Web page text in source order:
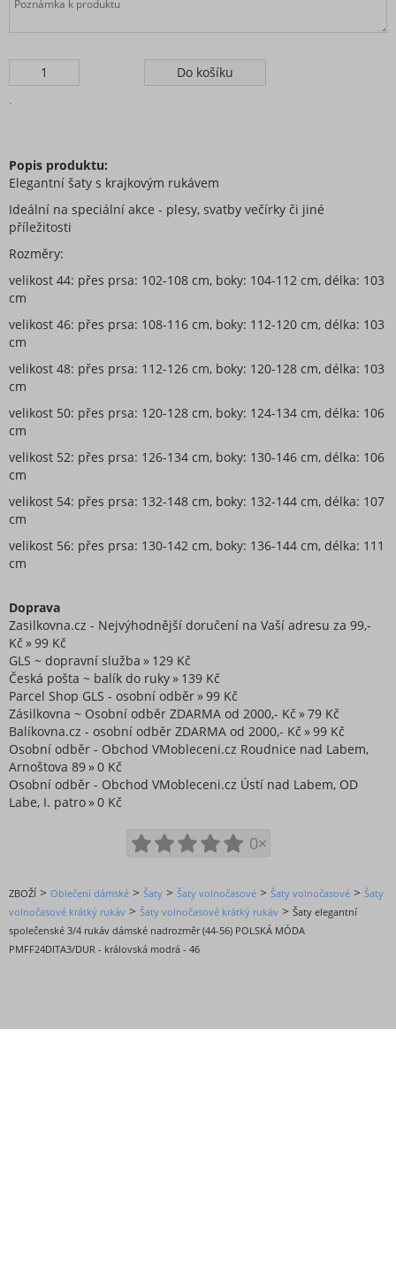
Šaty volnočasové
Šaty volnočasové krátký rukáv
Šaty volnočasové krátký rukáv
Šaty volnočasové dlouhý rukáv
Šaty teplé dlouhý rukáv
Šaty teplé dlouhý rukáv
Šaty těhotenské volnější
Šaty exclusive volnočasové
Zástěry
Šaty letní volnočasové
Topy, trička, tuniky a tílka
Plavky
Proužkovaná kolekce oblečení
Maskáčová kolekce oblečení
Soupravy
Overaly
Nadměrné velikosti
Doplňky módy
Obuv - Boty
Oblečení bez potisku
Extravagantní móda
.
Popis produktu:
Elegantní šaty s krajkovým rukávem
Ideální na speciální akce - plesy, svatby večírky či jiné
příležitosti
Rozměry:
velikost 44: přes prsa: 102-108 cm, boky: 104-112 cm, délka: 103
cm
velikost 46: přes prsa: 108-116 cm, boky: 112-120 cm, délka: 103
cm
velikost 48: přes prsa: 112-126 cm, boky: 120-128 cm, délka: 103
cm
velikost 50: přes prsa: 120-128 cm, boky: 124-134 cm, délka: 106
cm
velikost 52: přes prsa: 126-134 cm, boky: 130-146 cm, délka: 106
cm
velikost 54: přes prsa: 132-148 cm, boky: 132-144 cm, délka: 107
cm
velikost 56: přes prsa: 130-142 cm, boky: 136-144 cm, délka: 111
cm
Doprava
Zasilkovna.cz - Nejvýhodnější doručení na Vaší adresu za 99,-
Kč
99 Kč
GLS ~ dopravní služba
129 Kč
Česká pošta ~ balík do ruky
139 Kč
Parcel Shop GLS - osobní odběr
99 Kč
Zásilkovna ~ Osobní odběr ZDARMA od 2000,- Kč
79 Kč
Balíkovna.cz - osobní odběr ZDARMA od 2000,- Kč
99 Kč
Osobní odběr - Obchod VMobleceni.cz Roudnice nad Labem,
Arnoštova 89
0 Kč
Osobní odběr - Obchod VMobleceni.cz Ústí nad Labem, OD
Labe, I. patro
0 Kč
0×
ZBOŽÍ > Oblečení dámské > Šaty > Šaty volnočasové > Šaty volnočasové > Šaty
volnočasové krátký rukáv > Šaty volnočasové krátký rukáv > Šaty elegantní
společenské 3/4 rukáv dámské nadrozměr (44-56) POLSKÁ MÓDA
PMFF24DITA3/DUR - královská modrá - 46